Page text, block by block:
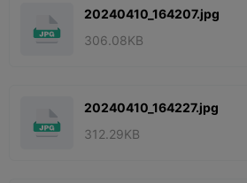
20240410_164207.jpg
306.08KB
20240410_164227.jpg
312.29KB